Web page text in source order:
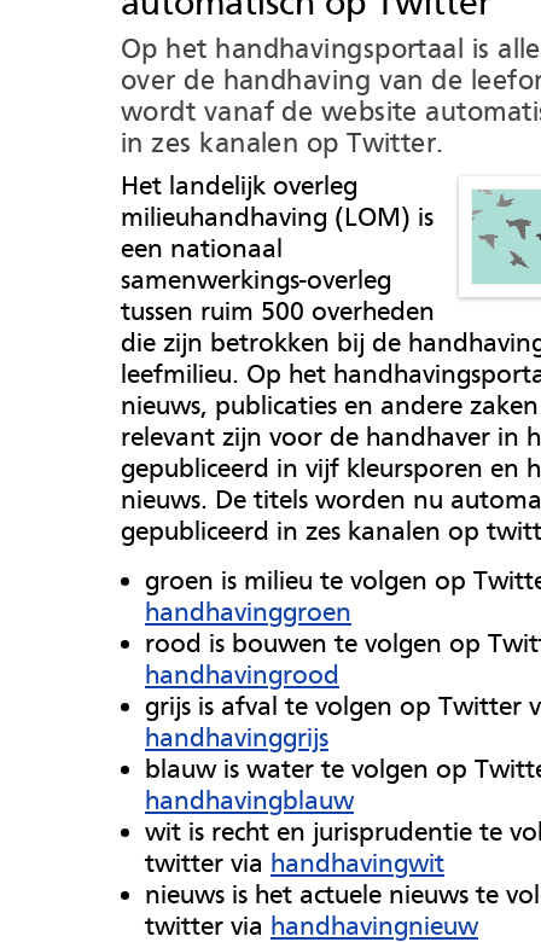
Op het handhavingsportaal is
over de handhaving van de
wordt vanaf de website
in zes kanalen op Twitter.
Het landelijk overleg
milieuhandhaving (LOM) is
een nationaal
samenwerkings-overleg
tussen ruim 500 overheden
die zijn betrokken bij de
leefmilieu. Op het
nieuws, publicaties en andere
relevant zijn voor de handhaver in
gepubliceerd in vijf kleursporen en
nieuws. De titels worden nu
gepubliceerd in zes kanalen op
groen is milieu te volgen op
handhavinggroen
rood is bouwen te volgen op
handhavingrood
grijs is afval te volgen op Twitter
handhavinggrijs
blauw is water te volgen op
handhavingblauw
wit is recht en jurisprudentie te
twitter via handhavingwit
nieuws is het actuele nieuws te
twitter via handhavingnieuw